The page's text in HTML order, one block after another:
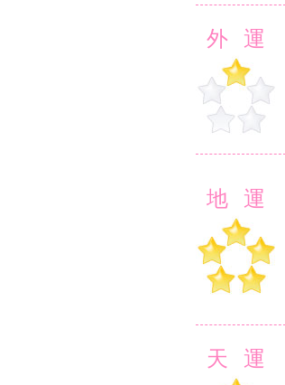
外運
地運
天運